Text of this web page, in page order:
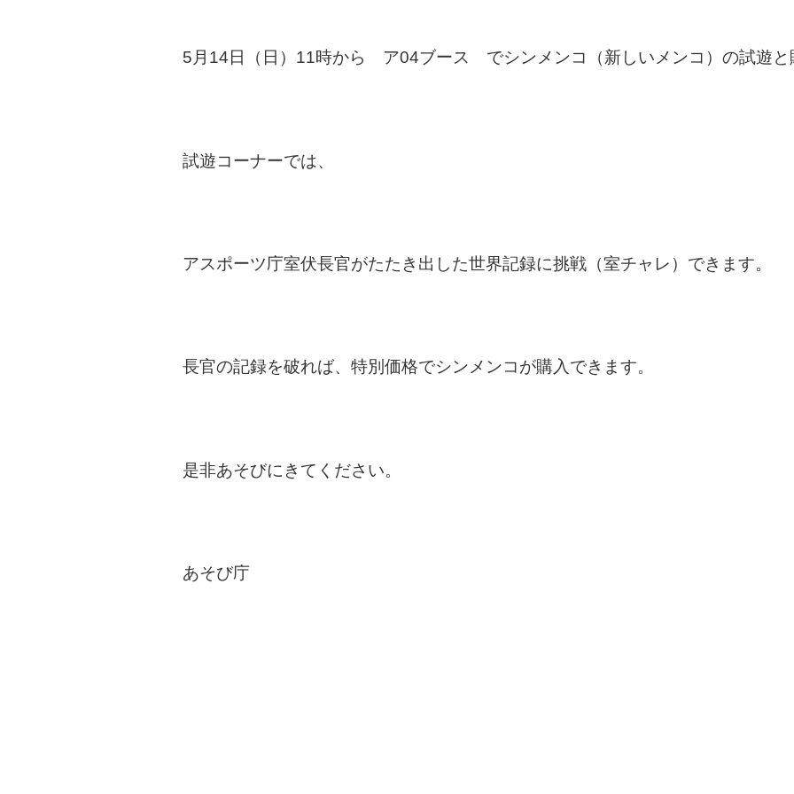
5月14日（日）11時から ア04ブース でシンメンコ（新しいメンコ）の試遊と
試遊コーナーでは、
アスポーツ庁室伏長官がたたき出した世界記録に挑戦（室チャレ）できます。
長官の記録を破れば、特別価格でシンメンコが購入できます。
是非あそびにきてください。
あそび庁